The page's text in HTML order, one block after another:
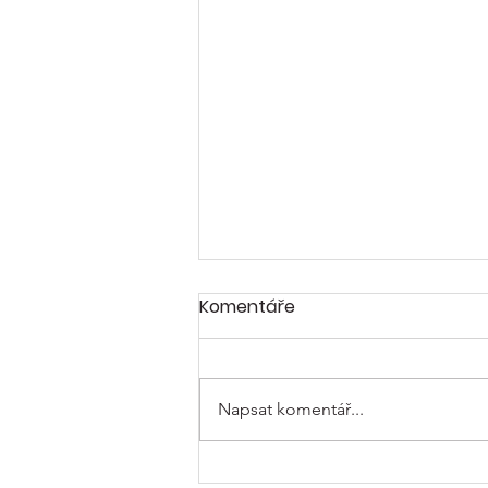
Využijte režim náhradního
Komentáře
Napsat komentář...